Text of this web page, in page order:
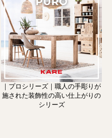
｜プロシリーズ｜職人の手彫りが
施された装飾性の高い仕上がりの
シリーズ